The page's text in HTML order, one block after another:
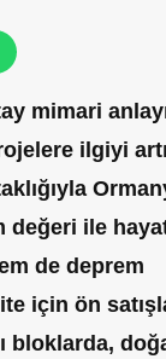
mimari
ilgiyi
değeri ile
de deprem
için ön
bloklarda,